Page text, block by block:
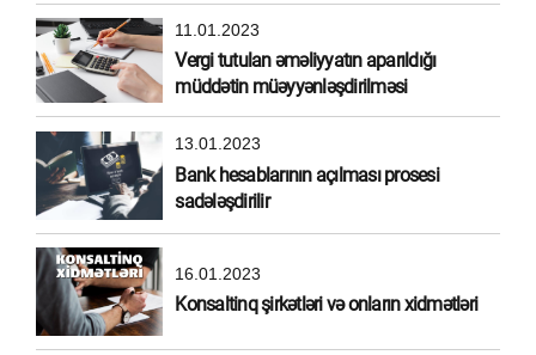
11.01.2023
Vergi tutulan əməliyyatın aparıldığı
müddətin müəyyənləşdirilməsi
13.01.2023
Bank hesablarının açılması prosesi
sadələşdirilir
16.01.2023
Konsaltinq şirkətləri və onların xidmətləri